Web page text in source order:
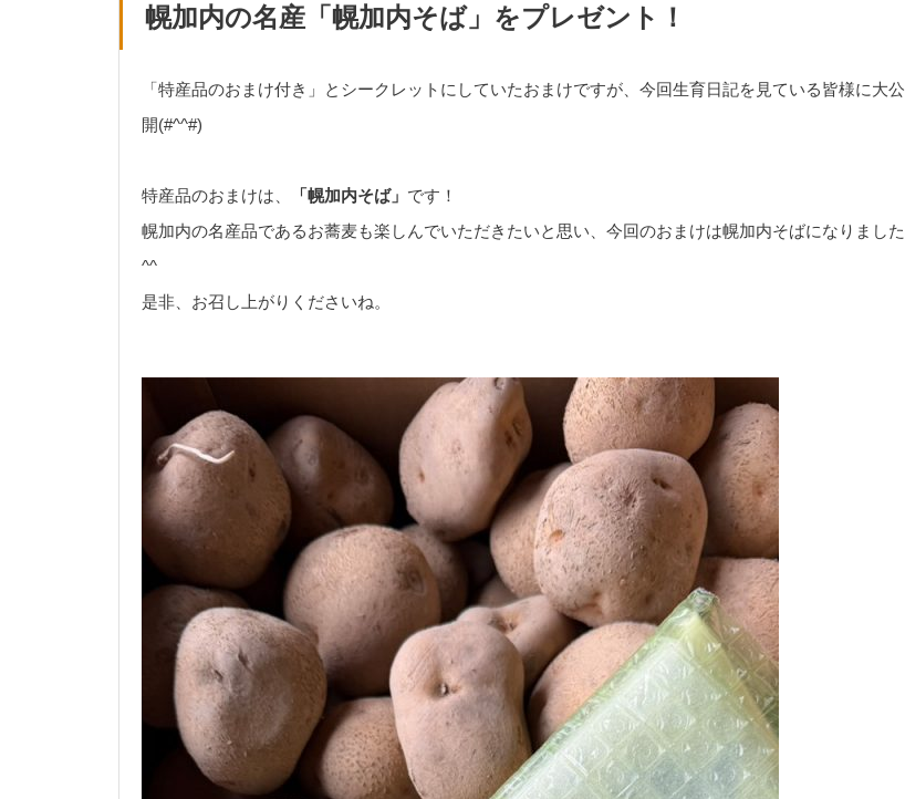
幌加内の名産「幌加内そば」をプレゼント！
「特産品のおまけ付き」とシークレットにしていたおまけですが、今回生育日記を見ている皆様に大公
開(#^^#)
特産品のおまけは、 「幌加内そば」 です！
幌加内の名産品であるお蕎麦も楽しんでいただきたいと思い、今回のおまけは幌加内そばになりました
^^
是非、お召し上がりくださいね。